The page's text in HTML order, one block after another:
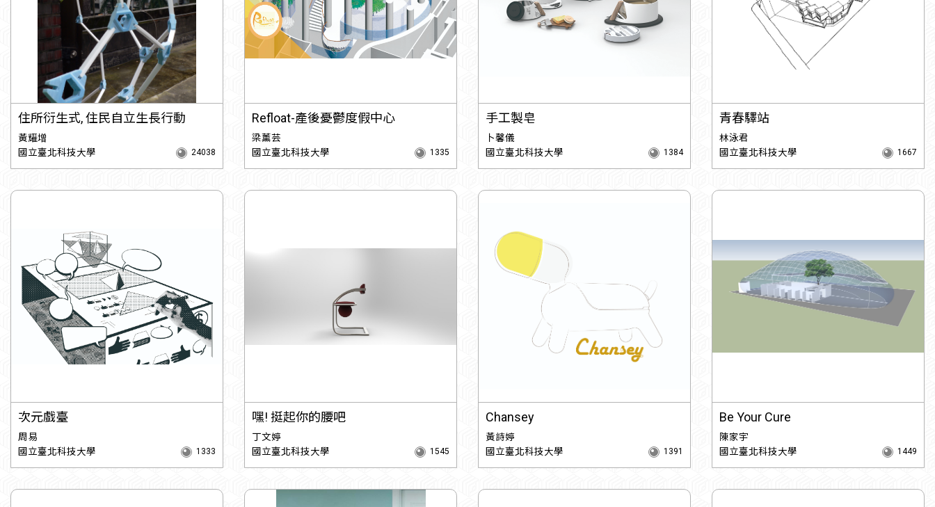
住所衍生式, 住民自立生長行動
黃耀增
國立臺北科技大學
24038
Refloat-產後憂鬱度假中心
梁薰芸
國立臺北科技大學
1335
手工製皂
卜馨儀
國立臺北科技大學
1384
青春驛站
林泳君
國立臺北科技大學
1667
次元戲臺
周易
國立臺北科技大學
1333
嘿! 挺起你的腰吧
丁文婷
國立臺北科技大學
1545
Chansey
黃詩婷
國立臺北科技大學
1391
Be Your Cure
陳家宇
國立臺北科技大學
1449